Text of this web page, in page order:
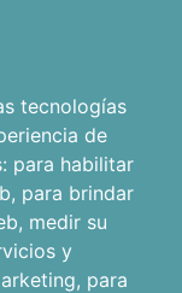
tecnologías
de
para habilitar
, para brindar
, medir su
y
, para